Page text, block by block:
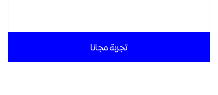
تجربة مجانا